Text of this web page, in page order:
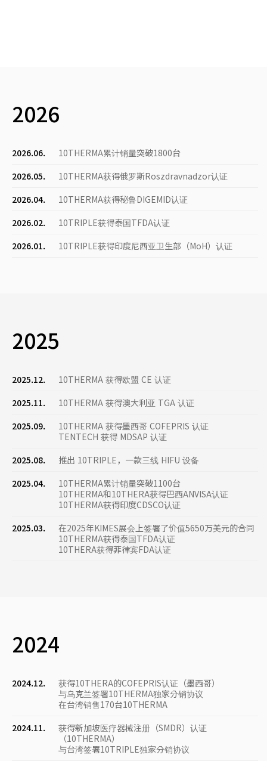
2026
2026.06.
10THERMA累计销量突破1800台
2026.05.
10THERMA获得俄罗斯Roszdravnadzor认证
2026.04.
10THERMA获得秘鲁DIGEMID认证
2026.02.
10TRIPLE获得泰国TFDA认证
2026.01.
10TRIPLE获得印度尼西亚卫生部（MoH）认证
2025
2025.12.
10THERMA 获得欧盟 CE 认证
2025.11.
10THERMA 获得澳大利亚 TGA 认证
2025.09.
10THERMA 获得墨西哥 COFEPRIS 认证
TENTECH 获得 MDSAP 认证
2025.08.
推出 10TRIPLE，一款三线 HIFU 设备
2025.04.
10THERMA累计销量突破1100台
10THERMA和10THERA获得巴西ANVISA认证
10THERMA获得印度CDSCO认证
2025.03.
在2025年KIMES展会上签署了价值5650万美元的合同
10THERMA获得泰国TFDA认证
10THERA获得菲律宾FDA认证
2024
2024.12.
获得10THERA的COFEPRIS认证（墨西哥）
与乌克兰签署10THERMA独家分销协议
在台湾销售170台10THERMA
2024.11.
获得新加坡医疗器械注册（SMDR）认证
（10THERMA）
与台湾签署10TRIPLE独家分销协议